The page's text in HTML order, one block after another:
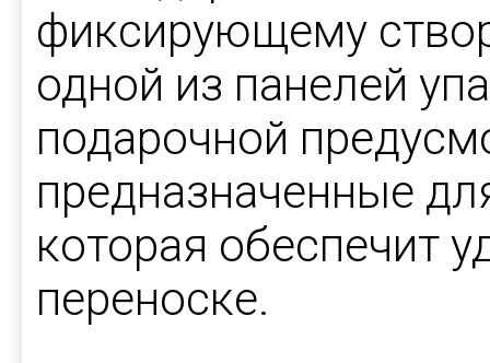
фиксирующему
одной из панелей
подарочной
предназначенные
которая обеспечит
переноске.